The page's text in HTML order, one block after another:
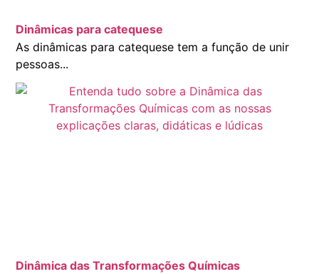
Dinâmicas para catequese
As dinâmicas para catequese tem a função de unir
pessoas...
Dinâmica das Transformações Químicas